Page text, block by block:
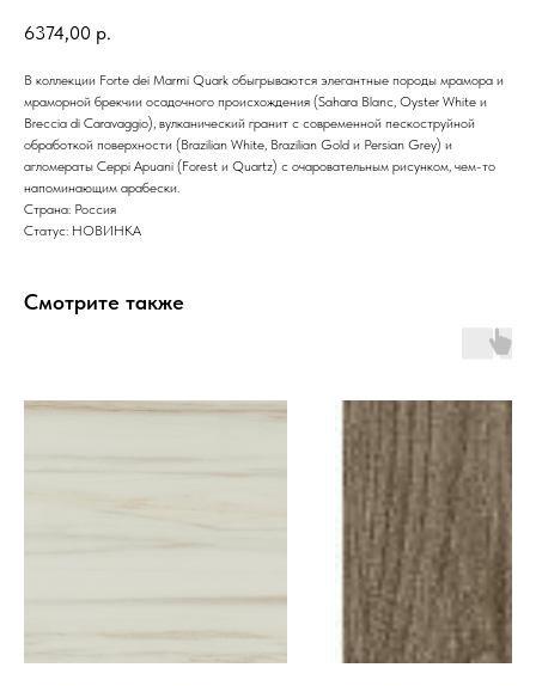
6374,00 р.
В коллекции Forte dei Marmi Quark обыгрываются элегантные породы мрамора и
мраморной брекчии осадочного происхождения (Sahara Blanc, Oyster White и
Breccia di Caravaggio), вулканический гранит с современной пескоструйной
обработкой поверхности (Brazilian White, Brazilian Gold и Persian Grey) и
агломераты Ceppi Apuani (Forest и Quartz) с очаровательным рисунком, чем-то
напоминающим арабески.
Страна: Россия
Статус: НОВИНКА
Смотрите также